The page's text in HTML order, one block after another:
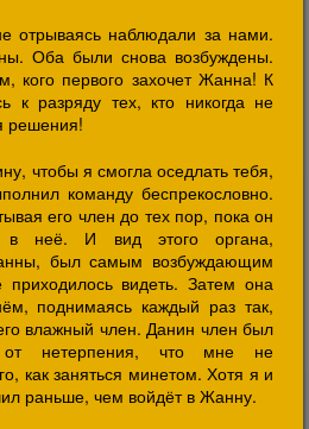
отрываясь наблюдали за нами.
Оба были снова возбуждены.
кого первого захочет Жанна! К
к разряду тех, кто никогда не
решения!
чтобы я смогла оседлать тебя,
команду беспрекословно.
его член до тех пор, пока он
в неё. И вид этого органа,
был самым возбуждающим
видеть. Затем она
поднимаясь каждый раз так,
влажный член. Данин член был
от нетерпения, что мне не
как заняться минетом. Хотя я и
раньше, чем войдёт в Жанну.